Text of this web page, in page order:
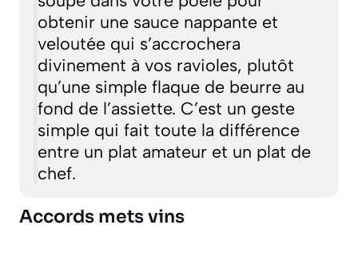
obtenir une sauce nappante et
veloutée qui s’accrochera
divinement à vos ravioles, plutôt
qu’une simple flaque de beurre au
fond de l’assiette. C’est un geste
simple qui fait toute la différence
entre un plat amateur et un plat de
chef.
Accords mets vins